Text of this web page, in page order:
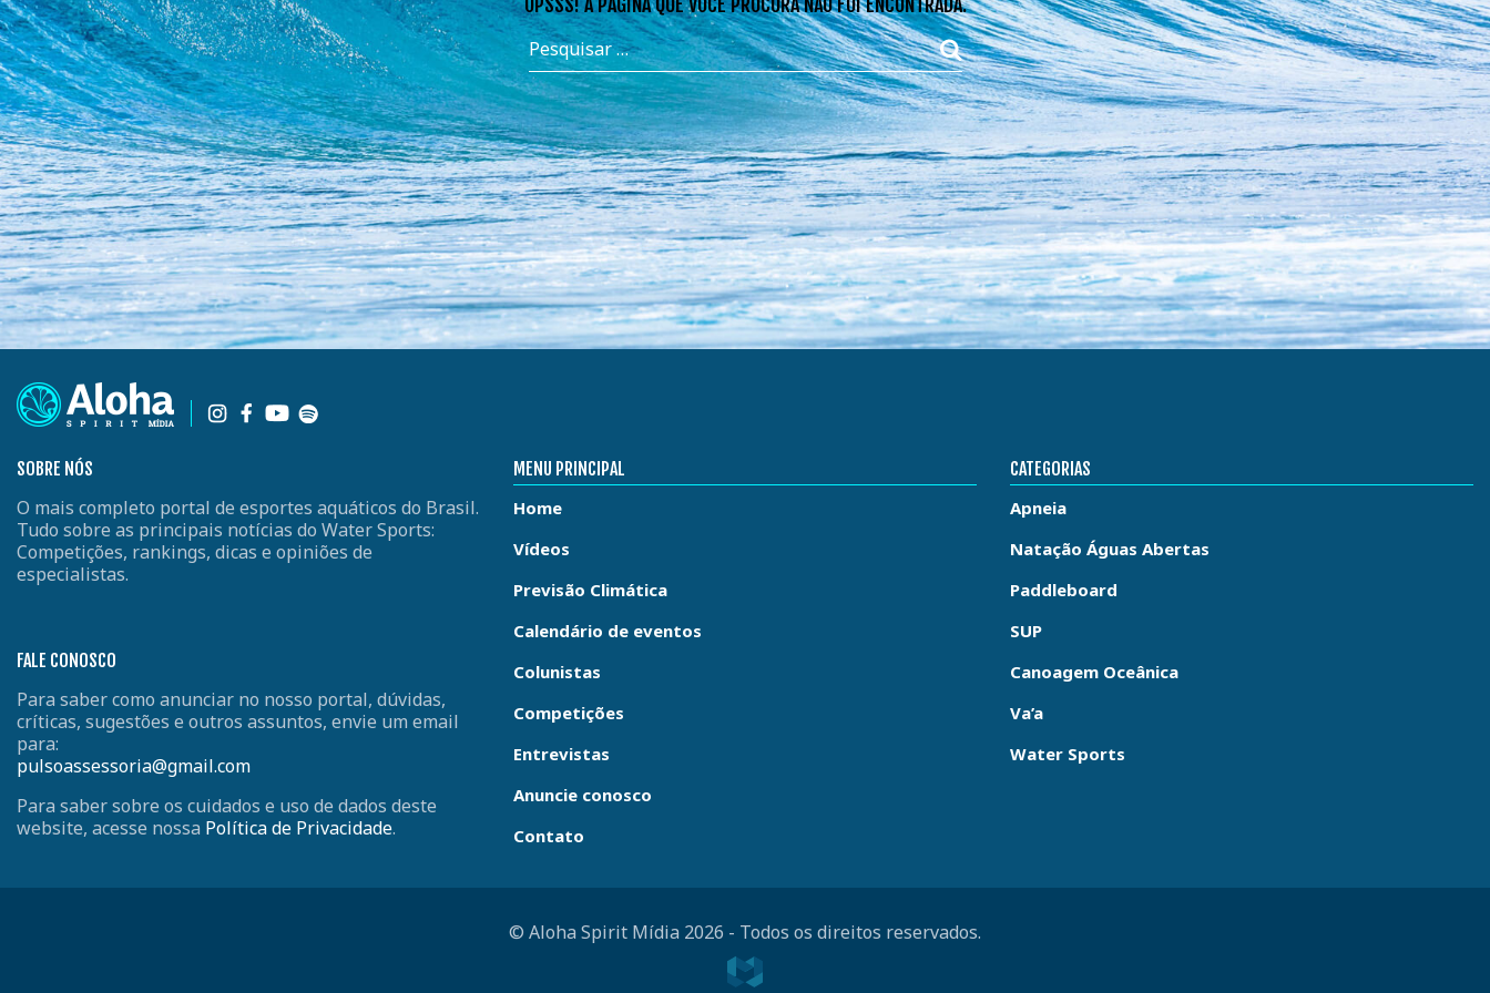
SOBRE NÓS
O mais completo portal de esportes aquáticos do Brasil.
Tudo sobre as principais notícias do Water Sports:
Competições, rankings, dicas e opiniões de
especialistas.
FALE CONOSCO
Para saber como anunciar no nosso portal, dúvidas,
críticas, sugestões e outros assuntos, envie um email
para:
pulsoassessoria@gmail.com
Para saber sobre os cuidados e uso de dados deste
website, acesse nossa Política de Privacidade.
MENU PRINCIPAL
Home
Vídeos
Previsão Climática
Calendário de eventos
Colunistas
Competições
Entrevistas
Anuncie conosco
Contato
CATEGORIAS
Apneia
Natação Águas Abertas
Paddleboard
SUP
Canoagem Oceânica
Va’a
Water Sports
© Aloha Spirit Mídia 2026 - Todos os direitos reservados.